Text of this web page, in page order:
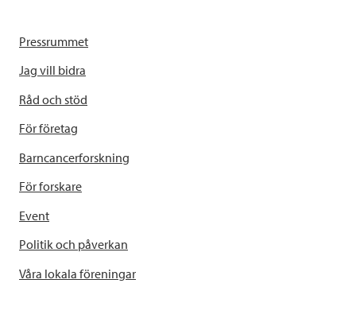
Pressrummet
Jag vill bidra
Råd och stöd
För företag
Barncancerforskning
För forskare
Event
Politik och påverkan
Våra lokala föreningar